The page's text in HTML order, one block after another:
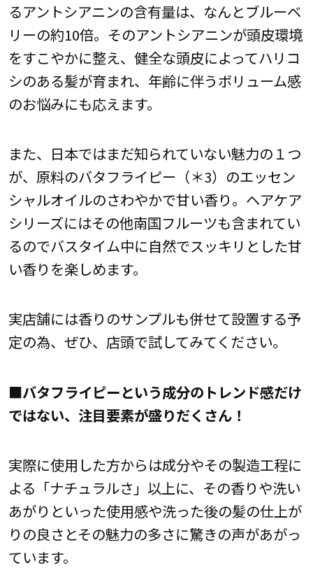
るアントシアニンの含有量は、なんとブルーベ
リーの約10倍。そのアントシアニンが頭皮環境
をすこやかに整え、健全な頭皮によってハリコ
シのある髪が育まれ、年齢に伴うボリューム感
のお悩みにも応えます。
また、日本ではまだ知られていない魅力の１つ
が、原料のバタフライピー（＊3）のエッセン
シャルオイルのさわやかで甘い香り。ヘアケア
シリーズにはその他南国フルーツも含まれてい
るのでバスタイム中に自然でスッキリとした甘
い香りを楽しめます。
実店舗には香りのサンプルも併せて設置する予
定の為、ぜひ、店頭で試してみてください。
■バタフライピーという成分のトレンド感だけ
ではない、注目要素が盛りだくさん！
実際に使用した方からは成分やその製造工程に
よる「ナチュラルさ」以上に、その香りや洗い
あがりといった使用感や洗った後の髪の仕上が
りの良さとその魅力の多さに驚きの声があがっ
ています。